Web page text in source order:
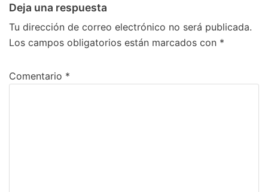
Deja una respuesta
Tu dirección de correo electrónico no será publicada.
Los campos obligatorios están marcados con *
Comentario *